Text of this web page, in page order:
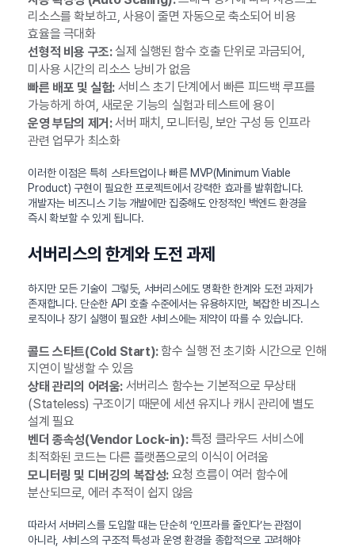
리소스를 확보하고, 사용이 줄면 자동으로 축소되어 비용
효율을 극대화
선형적 비용 구조:실제 실행된 함수 호출 단위로 과금되어,
미사용 시간의 리소스 낭비가 없음
빠른 배포 및 실험:서비스 초기 단계에서 빠른 피드백 루프를
가능하게 하여, 새로운 기능의 실험과 테스트에 용이
운영 부담의 제거:서버 패치, 모니터링, 보안 구성 등 인프라
관련 업무가 최소화
이러한 이점은 특히 스타트업이나 빠른 MVP(Minimum Viable
Product) 구현이 필요한 프로젝트에서 강력한 효과를 발휘합니다.
개발자는 비즈니스 기능 개발에만 집중해도 안정적인 백엔드 환경을
즉시 확보할 수 있게 됩니다.
서버리스의 한계와 도전 과제
하지만 모든 기술이 그렇듯, 서버리스에도 명확한 한계와 도전 과제가
존재합니다. 단순한 API 호출 수준에서는 유용하지만, 복잡한 비즈니스
로직이나 장기 실행이 필요한 서비스에는 제약이 따를 수 있습니다.
콜드 스타트(Cold Start):함수 실행 전 초기화 시간으로 인해
지연이 발생할 수 있음
상태 관리의 어려움:서버리스 함수는 기본적으로 무상태
(Stateless) 구조이기 때문에 세션 유지나 캐시 관리에 별도
설계 필요
벤더 종속성(Vendor Lock-in):특정 클라우드 서비스에
최적화된 코드는 다른 플랫폼으로의 이식이 어려움
모니터링 및 디버깅의 복잡성:요청 흐름이 여러 함수에
분산되므로, 에러 추적이 쉽지 않음
따라서 서버리스를 도입할 때는 단순히 ‘인프라를 줄인다’는 관점이
아니라, 서비스의 구조적 특성과 운영 환경을 종합적으로 고려해야